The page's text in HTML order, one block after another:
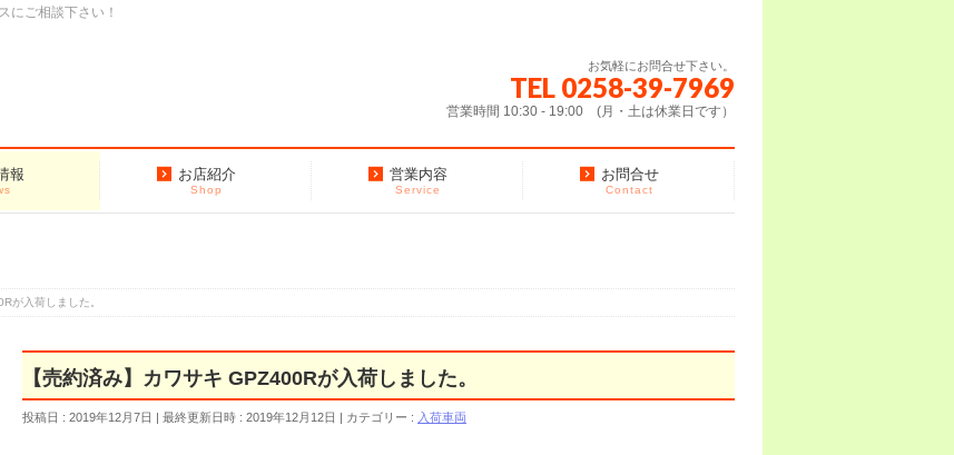
にご相談下さい！
お気軽にお問合せ下さい。
TEL 0258-39-7969
営業時間 10:30 - 19:00 (月・土は休業日です）
報 お店紹介
Shop
営業内容
Service
お問合せ
Contact
が入荷しました。
【売約済み】カワサキ GPZ400Rが入荷しました。
投稿日 : 2019年12月7日 最終更新日時 : 2019年12月12日 カテゴリー : 入荷車両